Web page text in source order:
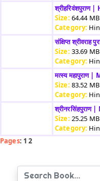
Size: 64.44 MB
Category:
संक्षिप्त
Size: 33.69 MB
Category:
मत्स्य महापुराण
Size: 83.52 MB
Category:
Size: 25.25 MB
Category:
Pages: 1 2